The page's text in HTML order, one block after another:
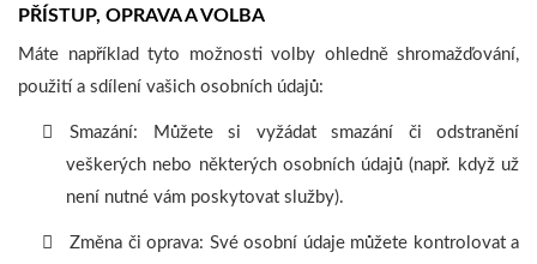
PŘÍSTUP, OPRAVA A VOLBA
Máte například tyto možnosti volby ohledně shromažďování,
použití a sdílení vašich osobních údajů:
Smazání: Můžete si vyžádat smazání či odstranění
veškerých nebo některých osobních údajů (např. když už
není nutné vám poskytovat služby).
Změna či oprava: Své osobní údaje můžete kontrolovat a